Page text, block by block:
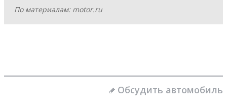
По материалам: motor.ru
Обсудить автомобиль